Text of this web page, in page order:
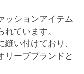
ッションアイテム
ています。
い付けており、
リーブブランドと